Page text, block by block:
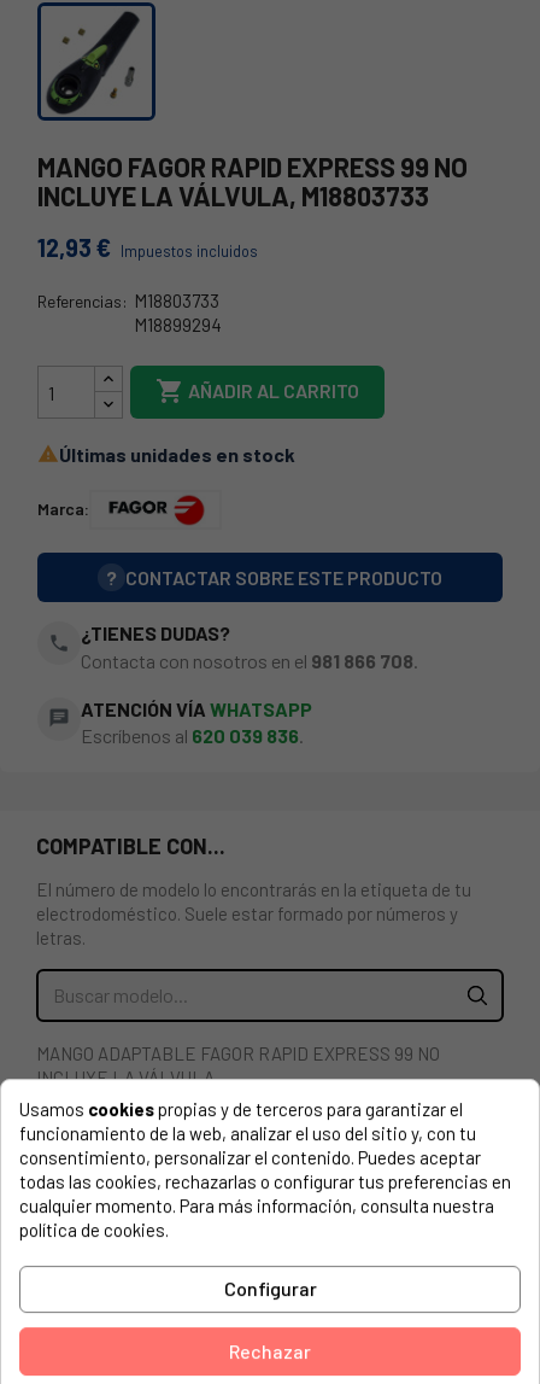
MANGO FAGOR RAPID EXPRESS 99 NO
INCLUYE LA VÁLVULA, M18803733
12,93 € Impuestos incluidos
Referencias: M18803733
M18899294
 AÑADIR AL CARRITO
Últimas unidades en stock
Marca:
? CONTACTAR SOBRE ESTE PRODUCTO
phone
¿TIENES DUDAS?
Contacta con nosotros en el 981 866 708
chat ATENCIÓN VÍA WHATSAPP
Escríbenos al 620 039 836.
COMPATIBLE CON...
El número de modelo lo encontrarás en la etiqueta de tu
electrodoméstico. Suele estar formado por números y
letras.
MANGO ADAPTABLE FAGOR RAPID EXPRESS 99 NO
INCLUYE LA VÁLVULA
STEINBACH, STEINBACH4,5L 918641222
STEINBACH, STEINBACH9,5L 918640125
UNKNOWN, ORE99 4,5R RE 918640946
CARREFOUR, OR 6C CARRE 918640820
CARREFOUR, OR 8C CARRE 918640875
CARREFOUR, OR6C CARRE RU 918470003
Usamos cookiespropias y de terceros para garantizar el
funcionamiento de la web, analizar el uso del sitio y, con tu
consentimiento, personalizar el contenido. Puedes aceptar
todas las cookies, rechazarlas o configurar tus preferencias en
cualquier momento. Para más información, consulta nuestra
política de cookies.
Configurar
Rechazar